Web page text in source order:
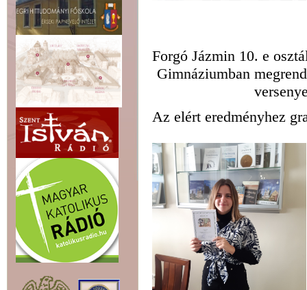
Forgó Jázmin 10. e
Gimnáziumban
Az elért eredményhez